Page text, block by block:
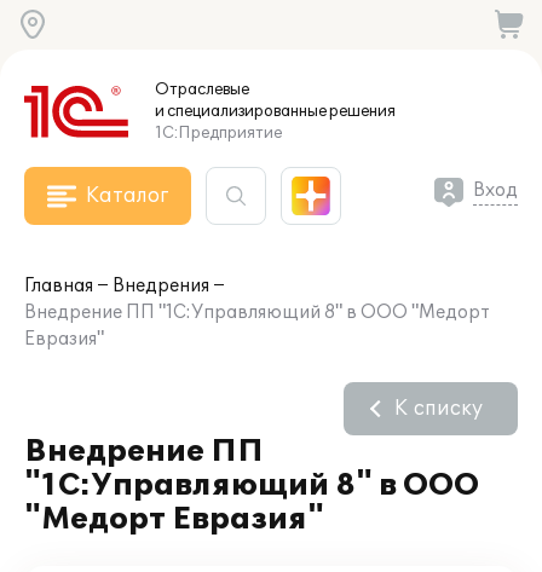
Отраслевые
и специализированныерешения
1С:Предприятие
Каталог Вход
Главная
Внедрения
Внедрение ПП "1С:Управляющий 8" в ООО "Медорт
Евразия"
Внедрение ПП
"1С:Управляющий 8" в ООО
"Медорт Евразия"
К списку